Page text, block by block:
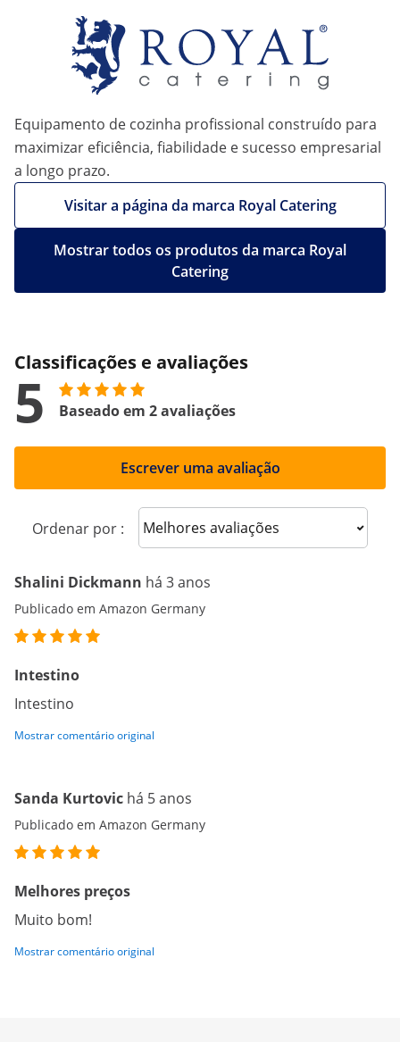
Equipamento de cozinha profissional construído para
maximizar eficiência, fiabilidade e sucesso empresarial
a longo prazo.
Visitar a página da marca Royal Catering
Mostrar todos os produtos da marca Royal
Catering
Classificações e avaliações
5 Baseado em 2 avaliações
Escrever uma avaliação
Ordenar por : Sort reviews
Shalini Dickmann há 3 anos
Publicado em Amazon Germany
Intestino
Intestino
Mostrar comentário original
Sanda Kurtovic há 5 anos
Publicado em Amazon Germany
Melhores preços
Muito bom!
Mostrar comentário original